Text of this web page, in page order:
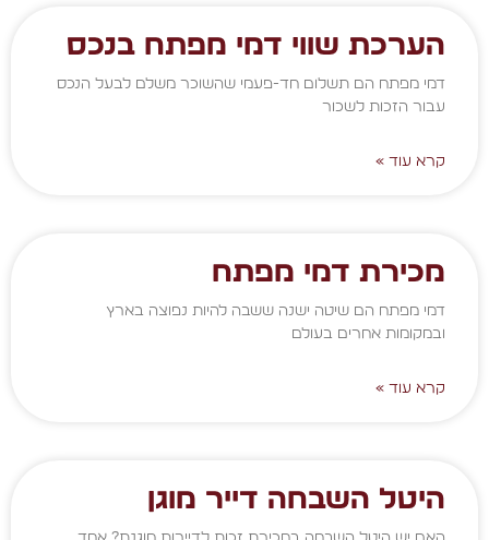
הערכת שווי דמי מפתח בנכס
דמי מפתח הם תשלום חד-פעמי שהשוכר משלם לבעל הנכס
עבור הזכות לשכור
קרא עוד »
מכירת דמי מפתח
דמי מפתח הם שיטה ישנה ששבה להיות נפוצה בארץ
ובמקומות אחרים בעולם
קרא עוד »
היטל השבחה דייר מוגן